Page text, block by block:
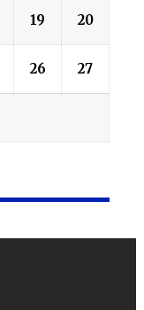
19 20
26 27